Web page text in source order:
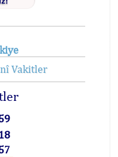
Vakitler